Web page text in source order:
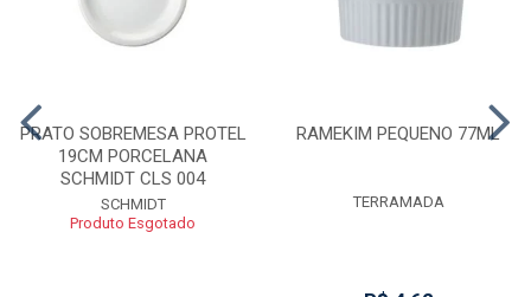
PRATO SOBREMESA PROTEL
19CM PORCELANA
SCHMIDT CLS 004
SCHMIDT
Produto Esgotado
RAMEKIM PEQUENO 77ML
TERRAMADA